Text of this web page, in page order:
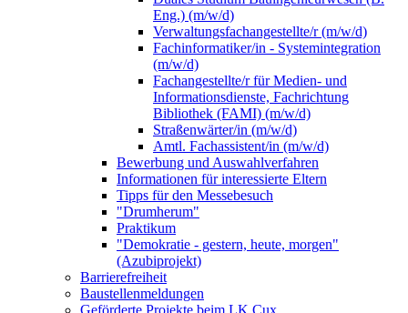
Eng.) (m/w/d)
Verwaltungsfachangestellte/r (m/w/d)
Fachinformatiker/in - Systemintegration
(m/w/d)
Fachangestellte/r für Medien- und
Informationsdienste, Fachrichtung
Bibliothek (FAMI) (m/w/d)
Straßenwärter/in (m/w/d)
Amtl. Fachassistent/in (m/w/d)
Bewerbung und Auswahlverfahren
Informationen für interessierte Eltern
Tipps für den Messebesuch
"Drumherum"
Praktikum
"Demokratie - gestern, heute, morgen"
(Azubiprojekt)
Barrierefreiheit
Baustellenmeldungen
Geförderte Projekte beim LK Cux